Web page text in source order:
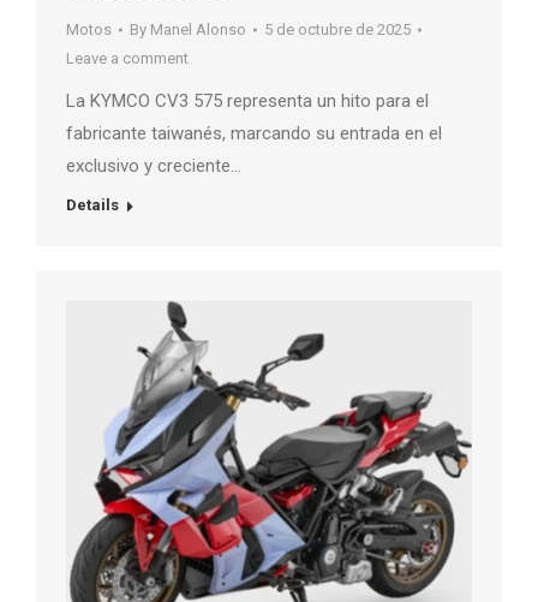
Motos By Manel Alonso
5 de octubre de 2025
Leave a comment
La KYMCO CV3 575 representa un hito para el
fabricante taiwanés, marcando su entrada en el
exclusivo y creciente…
Details